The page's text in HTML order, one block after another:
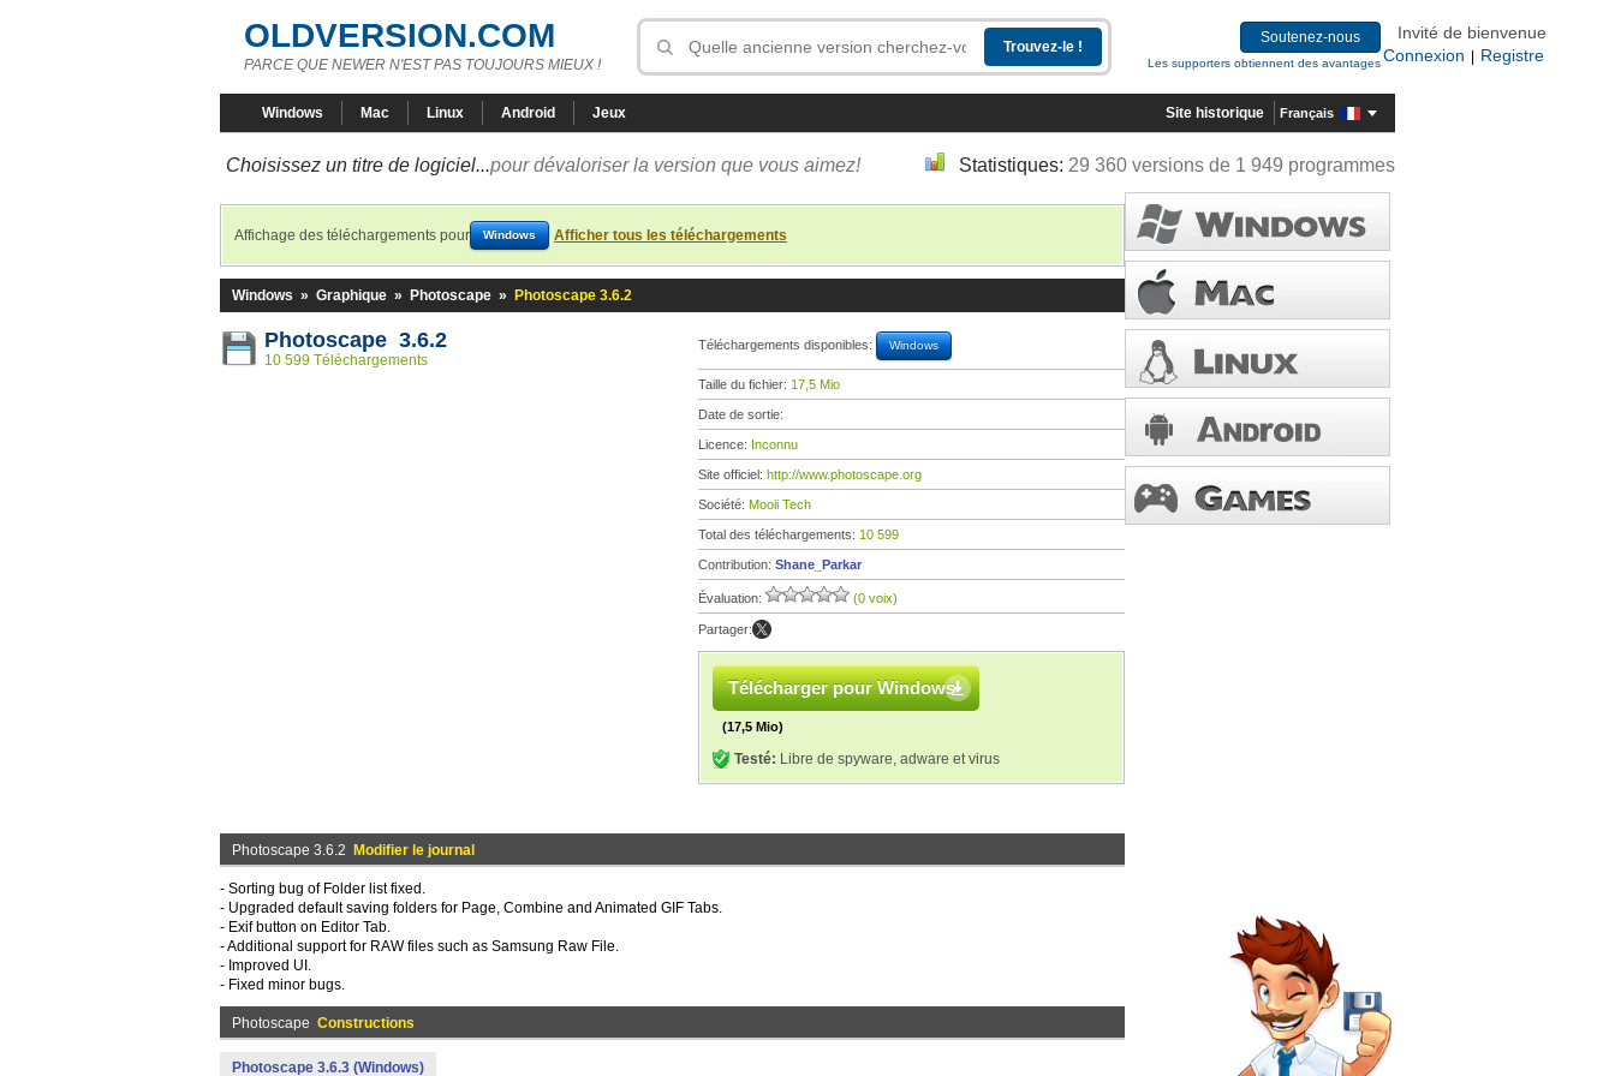
OLDVERSION.COM
PARCE QUE NEWER N'EST PAS TOUJOURS MIEUX !
Soutenez-nous
Les supporters obtiennent des avantages
Invité de bienvenue
Connexion
Registre
Windows Mac Linux Android Jeux Site historique Français
Choisissez un titre de logiciel...pour dévaloriser la version que vous aimez! Statistiques: 29 360 versions de 1 949 programmes
Affichage des téléchargements pour Windows Afficher tous les téléchargements
Windows » Graphique » Photoscape » Photoscape 3.6.2
Photoscape 3.6.2
10 599 Téléchargements
Téléchargements disponibles: Windows
Taille du fichier: 17,5 Mio
Date de sortie:
Licence: Inconnu
Site officiel: http://www.photoscape.org
Société: Mooii Tech
Total des téléchargements: 10 599
Contribution: Shane_Parkar
Évaluation: (0 voix)
Partager:
Télécharger pour Windows
(17,5 Mio)
Testé: Libre de spyware, adware et virus
Photoscape 3.6.2 Modifier le journal
- Sorting bug of Folder list fixed.
- Upgraded default saving folders for Page, Combine and Animated GIF Tabs.
- Exif button on Editor Tab.
- Additional support for RAW files such as Samsung Raw File.
- Improved UI.
- Fixed minor bugs.
Photoscape Constructions
Photoscape 3.6.3 (Windows)